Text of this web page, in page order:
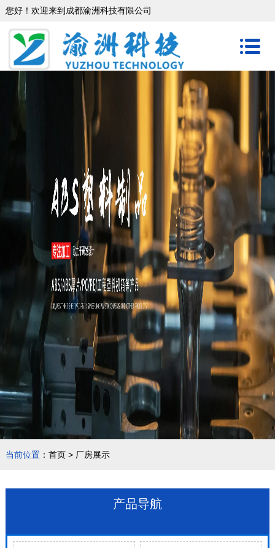
您好！欢迎来到成都渝洲科技有限公司
当前位置： 首页> 厂房展示
产品导航